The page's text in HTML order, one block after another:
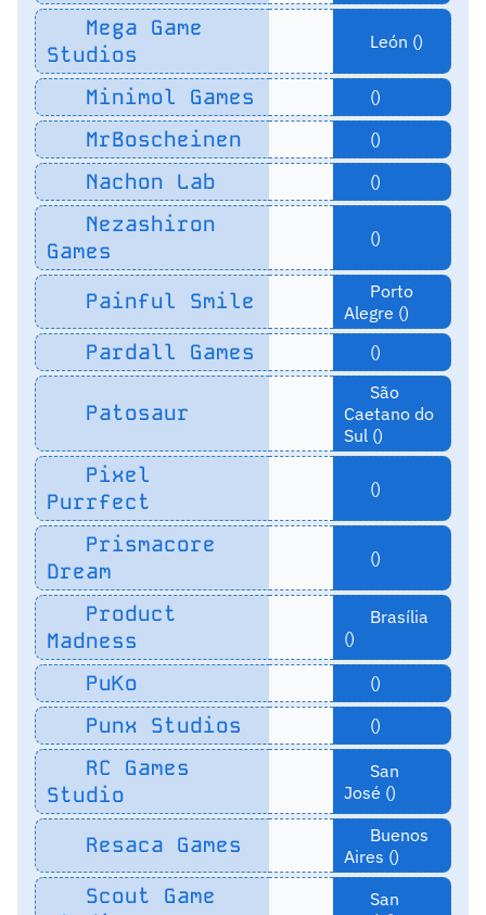
Mega Game
Studios
León ()
Minimol Games ()
MrBoscheinen ()
Nachon Lab ()
Nezashiron
Games
()
Painful Smile
Porto
Alegre ()
Pardall Games ()
Patosaur
São
Caetano do
Sul ()
Pixel
Purrfect
()
Prismacore
Dream
()
Product
Madness
Brasília
()
PuKo ()
Punx Studios ()
RC Games
Studio
San
José ()
Resaca Games
Buenos
Aires ()
Scout Game
San